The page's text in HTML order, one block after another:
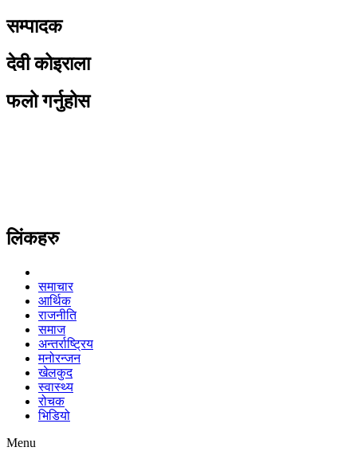
सम्पादक
देवी कोइराला
फलो गर्नुहोस
लिंकहरु
समाचार
आर्थिक
राजनीति
समाज
अन्तर्राष्ट्रिय
मनोरन्जन
खेलकुद
स्वास्थ्य
रोचक
भिडियो
Menu